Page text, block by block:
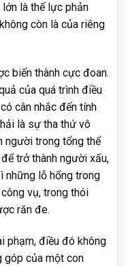
là thế lực phản
còn là của riêng
biến thành cực đoan.
của quá trình điều
cân nhắc đến tính
là sự tha thứ vô
người trong tổng thể
trở thành người xấu,
những lỗ hổng trong
vụ, trong thói
răn đe.
phạm, điều đó không
góp của một con